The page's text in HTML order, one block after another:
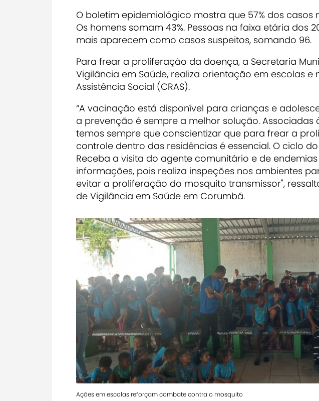
O boletim epidemiológico mostra que 57% dos casos
Os homens somam 43%. Pessoas na faixa etária dos
mais aparecem como casos suspeitos, somando 96.
Para frear a proliferação da doença, a Secretaria
Vigilância em Saúde, realiza orientação em escolas e
Assistência Social (CRAS).
“A vacinação está disponível para crianças e
a prevenção é sempre a melhor solução. Associadas
temos sempre que conscientizar que para frear a
controle dentro das residências é essencial. O ciclo
Receba a visita do agente comunitário e de
informações, pois realiza inspeções nos ambientes
evitar a proliferação do mosquito transmissor",
de Vigilância em Saúde em Corumbá.
Ações em escolas reforçam combate contra o mosquito